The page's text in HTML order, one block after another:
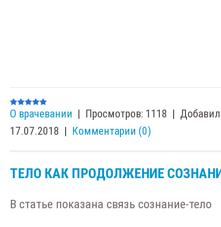
О врачевании | Просмотров: 1118 |
17.07.2018 | Комментарии (0)
ТЕЛО КАК ПРОДОЛЖЕНИЕ
В статье показана связь сознание-тело